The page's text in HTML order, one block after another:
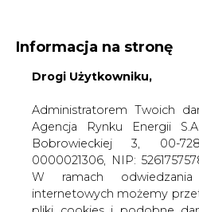
Europejskiego i Rady
Administratora tych
przetwarzania oraz inne
przez RODO znajdziesz
pod
tym linkiem.
Jeżeli korzystasz także z
za pośrednictwem naszego
też Twoje dane osobowe
konta lub rejestracji do
Inteligentne
nowe rozwiązania w
dyrektywy o